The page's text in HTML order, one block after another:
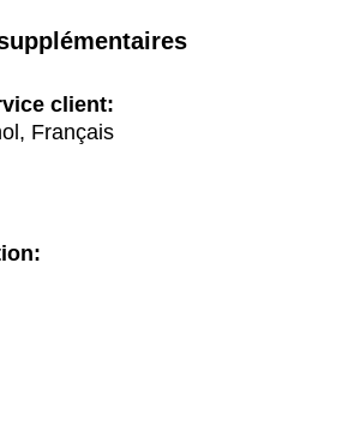
client:
Français